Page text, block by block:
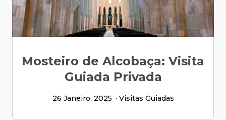
Mosteiro de Alcobaça: Visita
Guiada Privada
26 Janeiro, 2025 Visitas Guiadas